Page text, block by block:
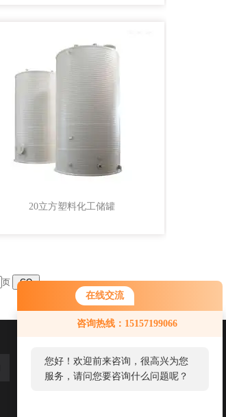
在线交流
咨询热线：15157199066
您好！欢迎前来咨询，很高兴为您
服务，请问您要咨询什么问题呢？
您好，看您停留很久了，是否找到
了需求产品，您可以直接在线与我
20立方塑料化工储罐
页